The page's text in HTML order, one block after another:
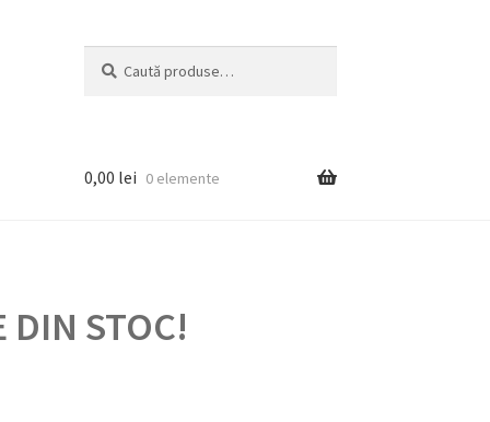
după:
0,00 lei 0 elemente
DIN STOC!